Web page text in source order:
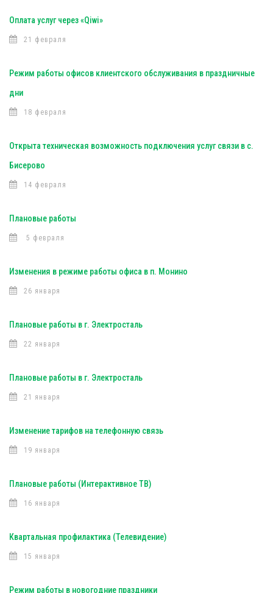
Оплата услуг через «Qiwi»
21 февраля
Режим работы офисов клиентского обслуживания в праздничные
дни
18 февраля
Открыта техническая возможность подключения услуг связи в с.
Бисерово
14 февраля
Плановые работы
5 февраля
Изменения в режиме работы офиса в п. Монино
26 января
Плановые работы в г. Электросталь
22 января
Плановые работы в г. Электросталь
21 января
Изменение тарифов на телефонную связь
19 января
Плановые работы (Интерактивное ТВ)
16 января
Квартальная профилактика (Телевидение)
15 января
Режим работы в новогодние праздники